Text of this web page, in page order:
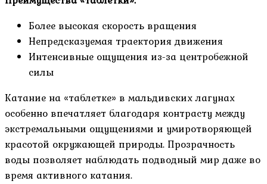
Более высокая скорость вращения
Непредсказуемая траектория движения
Интенсивные ощущения из-за центробежной
силы
Катание на «таблетке» в мальдивских лагунах
особенно впечатляет благодаря контрасту между
экстремальными ощущениями и умиротворяющей
красотой окружающей природы. Прозрачность
воды позволяет наблюдать подводный мир даже во
время активного катания.